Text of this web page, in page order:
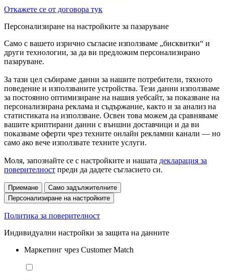
Откажете се от договора тук
Персонализиране на настройките за пазаруване
Само с вашето изрично съгласие използваме „бисквитки“ и
други технологии, за да ви предложим персонализирано
пазаруване.
За тази цел събираме данни за нашите потребители, тяхното
поведение и използваните устройства. Тези данни използваме
за постоянно оптимизиране на нашия уебсайт, за показване на
персонализирана реклама и съдържание, както и за анализ на
статистиката на използване. Освен това можем да сравняваме
вашите криптирани данни с външни доставчици и да ви
показваме оферти чрез техните онлайн рекламни канали — но
само ако вече използвате техните услуги.
Моля, запознайте се с настройките и нашата декларация за
поверителност преди да дадете съгласието си.
Приемане
Само задължителните
Персонализиране на настройките
Политика за поверителност
Индивидуални настройки за защита на данните
Маркетинг чрез Customer Match